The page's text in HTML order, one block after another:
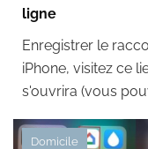
ligne
Enregistrer le
iPhone, visitez ce
s'ouvrira (vous
Domicile